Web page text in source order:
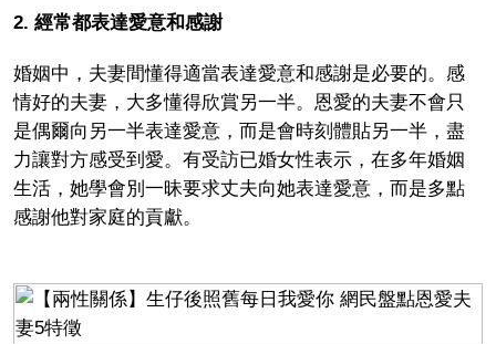
2. 經常都表達愛意和感謝
婚姻中，夫妻間懂得適當表達愛意和感謝是必要的。感
情好的夫妻，大多懂得欣賞另一半。恩愛的夫妻不會只
是偶爾向另一半表達愛意，而是會時刻體貼另一半，盡
力讓對方感受到愛。有受訪已婚女性表示，在多年婚姻
生活，她學會別一昧要求丈夫向她表達愛意，而是多點
感謝他對家庭的貢獻。